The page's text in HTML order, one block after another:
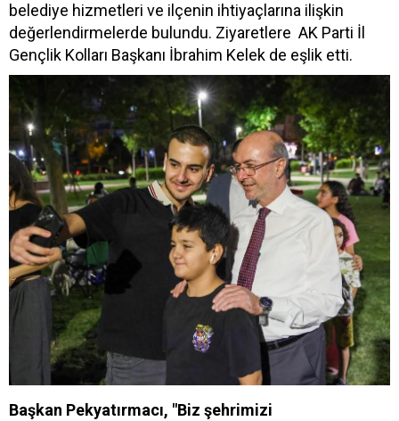
belediye hizmetleri ve ilçenin ihtiyaçlarına ilişkin
değerlendirmelerde bulundu. Ziyaretlere AK Parti İl
Gençlik Kolları Başkanı İbrahim Kelek de eşlik etti.
Başkan Pekyatırmacı, "Biz şehrimizi